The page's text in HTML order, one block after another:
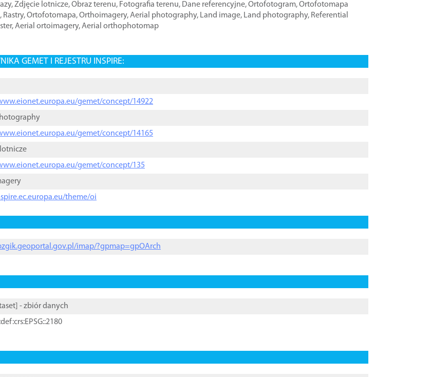
,Zdjęcie lotnicze,Obraz terenu, Fotografia terenu, Dane referencyjne,Ortofotogram,Ortofotomapa
, Rastry,Ortofotomapa,Orthoimagery,Aerial photography, Land image, Land photography, Referential
,Aerial ortoimagery,Aerial orthophotomap
GEMET I REJESTRU INSPIRE:
gemet/concept/14922
gemet/concept/14165
gemet/concept/135
theme/oi
imap/?gpmap=gpOArch
] - zbiór danych